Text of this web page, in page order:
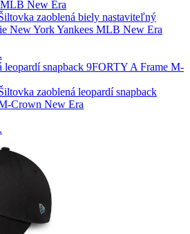
zaoblená biely nastaviteľný
New York Yankees MLB New Era
zaoblená leopardí snapback
Crown New Era